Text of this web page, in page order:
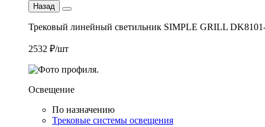
Назад
Трековый линейный светильник SIMPLE GRILL
2532 ₽/шт
Освещение
По назначению
Трековые системы освещения